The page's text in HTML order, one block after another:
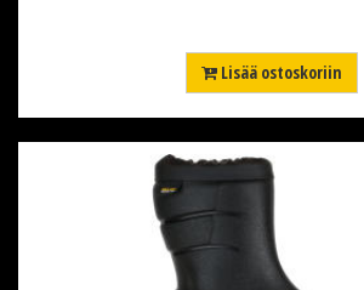
Lisää ostoskoriin